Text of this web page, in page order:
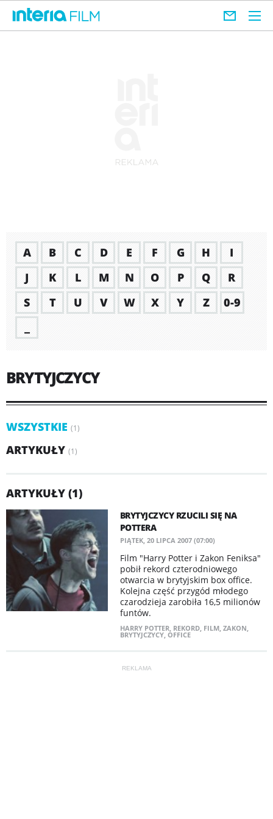
A B C D E F G H
I
J
K L M N O P Q
R
S
T U V W X Y Z
0-9
BRYTYJCZYCY
WSZYSTKIE (1)
ARTYKUŁY (1)
ARTYKUŁY (1)
BRYTYJCZYCY RZUCILI SIĘ NA
POTTERA
PIĄTEK, 20 LIPCA 2007 (07:00)
Film "Harry Potter i Zakon Feniksa"
pobił rekord czterodniowego
otwarcia w brytyjskim box office.
Kolejna część przygód młodego
czarodzieja zarobiła 16,5 milionów
funtów.
HARRY POTTER, REKORD, FILM, ZAKON,
BRYTYJCZYCY, OFFICE
REKLAMA